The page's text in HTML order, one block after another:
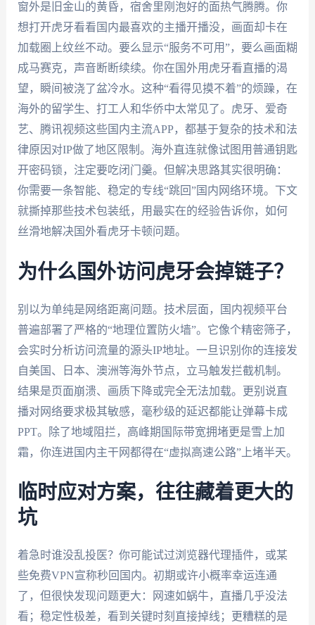
窗外是旧金山的黄昏，宿舍里刚泡好的面热气腾腾。你
想打开虎牙看看国内最喜欢的主播开播没，画面却卡在
加载圈上纹丝不动。要么显示“服务不可用”，要么画面糊
成马赛克，声音断断续续。你在国外用虎牙看直播的渴
望，瞬间被浇了盆冷水。这种“看得见摸不着”的烦躁，在
海外的留学生、打工人和华侨中太常见了。虎牙、爱奇
艺、腾讯视频这些国内主流APP，都基于复杂的技术和法
律原因对IP做了地区限制。海外直连就像试图用普通钥匙
开密码锁，注定要吃闭门羹。但解决思路其实很明确：
你需要一条智能、稳定的专线“跳回”国内网络环境。下文
就撕掉那些技术包装纸，用最实在的经验告诉你，如何
丝滑地解决国外看虎牙卡顿问题。
为什么国外访问虎牙会掉链子？
别以为单纯是网络距离问题。技术层面，国内视频平台
普遍部署了严格的“地理位置防火墙”。它像个精密筛子，
会实时分析访问流量的源头IP地址。一旦识别你的连接发
自美国、日本、澳洲等海外节点，立马触发拦截机制。
结果是页面崩溃、画质下降或完全无法加载。更别说直
播对网络要求极其敏感，毫秒级的延迟都能让弹幕卡成
PPT。除了地域阻拦，高峰期国际带宽拥堵更是雪上加
霜，你连进国内主干网都得在“虚拟高速公路”上堵半天。
临时应对方案，往往藏着更大的
坑
着急时谁没乱投医？你可能试过浏览器代理插件，或某
些免费VPN宣称秒回国内。初期或许小概率幸运连通
了，但很快发现问题更大：网速如蜗牛，直播几乎没法
看；稳定性极差，看到关键时刻直接掉线；更糟糕的是